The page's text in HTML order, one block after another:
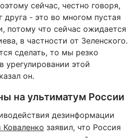
сейчас, честно говоря,
друга - это во многом пустая
потому что сейчас ожидается
в частности от Зеленского.
сделать, то мы резко
урегулировании этой
он.
на ультиматум России
дезинформации
заявил, что Россия